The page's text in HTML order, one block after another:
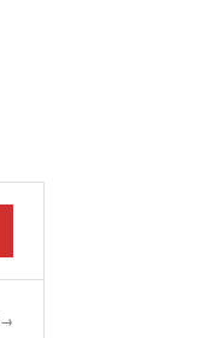
→